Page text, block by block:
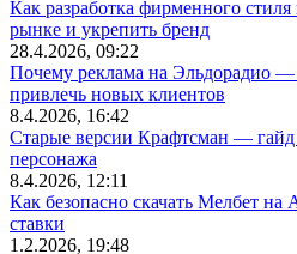
Как разработка фирменного
рынке и укрепить бренд
28.4.2026, 09:22
Почему реклама на Эльдорадио
привлечь новых клиентов
8.4.2026, 16:42
Старые версии Крафтсман —
персонажа
8.4.2026, 12:11
Как безопасно скачать Мелбет на
ставки
1.2.2026, 19:48